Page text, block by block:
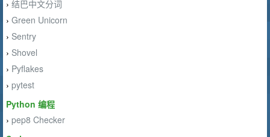
› 结巴中文分词
› Green Unicorn
› Sentry
› Shovel
› Pyflakes
› pytest
Python 编程
› pep8 Checker